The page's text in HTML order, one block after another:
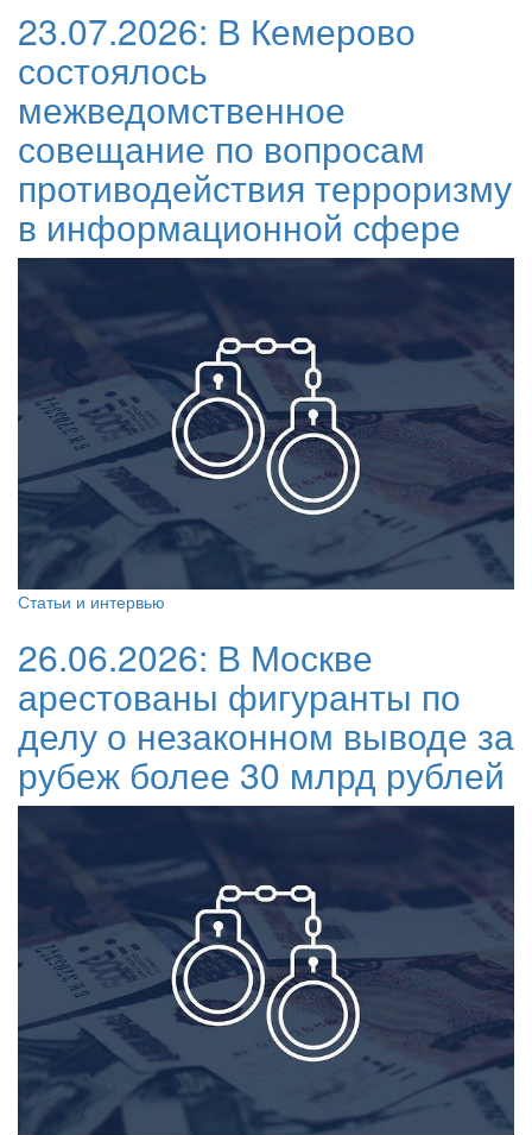
23.07.2026: В Кемерово
состоялось
межведомственное
совещание по вопросам
противодействия терроризму
в информационной сфере
Статьи и интервью
26.06.2026: В Москве
арестованы фигуранты по
делу о незаконном выводе за
рубеж более 30 млрд рублей